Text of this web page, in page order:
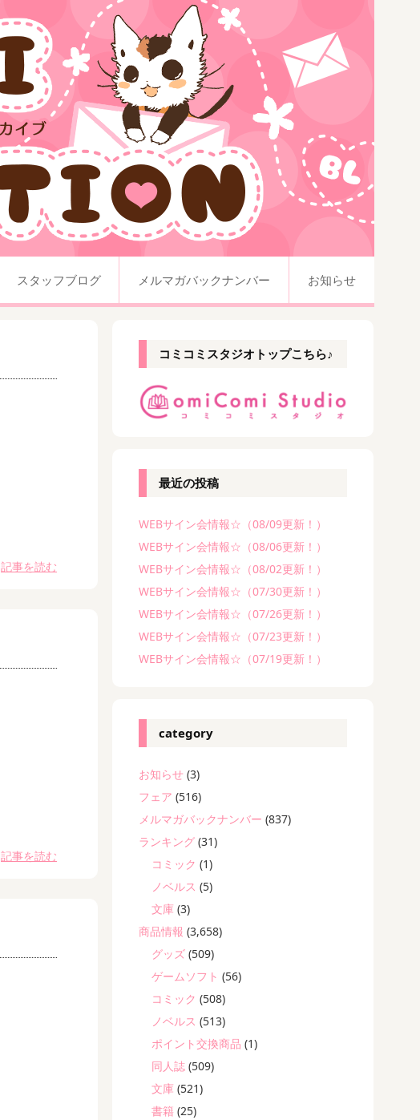
スタッフブログ メルマガバックナンバー お知らせ
記事を読む
記事を読む
コミコミスタジオトップこちら♪
最近の投稿
WEBサイン会情報☆（08/09更新！）
WEBサイン会情報☆（08/06更新！）
WEBサイン会情報☆（08/02更新！）
WEBサイン会情報☆（07/30更新！）
WEBサイン会情報☆（07/26更新！）
WEBサイン会情報☆（07/23更新！）
WEBサイン会情報☆（07/19更新！）
category
お知らせ (3)
フェア (516)
メルマガバックナンバー (837)
ランキング (31)
コミック (1)
ノベルス (5)
文庫 (3)
商品情報 (3,658)
グッズ (509)
ゲームソフト (56)
コミック (508)
ノベルス (513)
ポイント交換商品 (1)
同人誌 (509)
文庫 (521)
書籍 (25)